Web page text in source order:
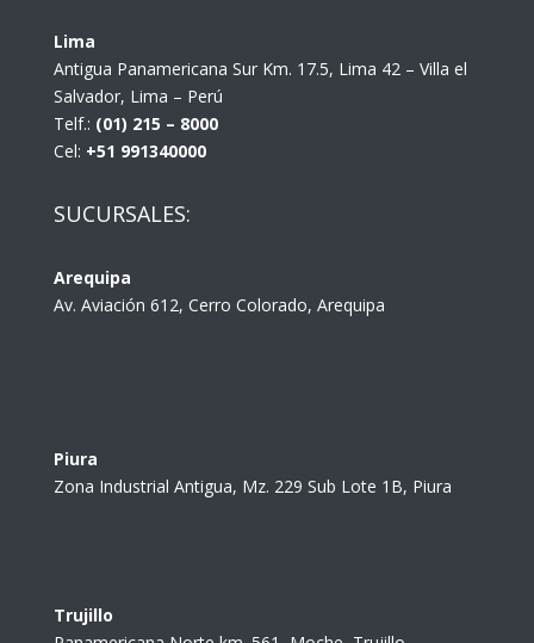
Lima
Antigua Panamericana Sur Km. 17.5, Lima 42 – Villa el
Salvador, Lima – Perú
Telf.: (01) 215 – 8000
Cel: +51 991340000
SUCURSALES:
Arequipa
Av. Aviación 612, Cerro Colorado, Arequipa
Piura
Zona Industrial Antigua, Mz. 229 Sub Lote 1B, Piura
Trujillo